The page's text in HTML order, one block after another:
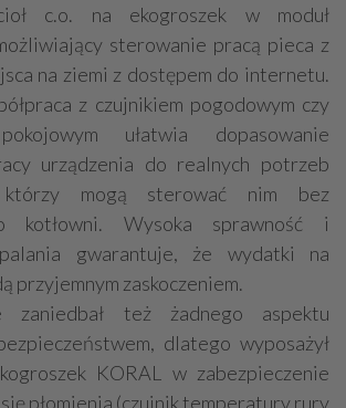
c.o. na ekogroszek w moduł
sterowanie pracą pieca z
na ziemi z dostępem do internetu.
z czujnikiem pogodowym czy
ułatwia dopasowanie
urządzenia do realnych potrzeb
którzy mogą sterować nim bez
kotłowni. Wysoka sprawność i
gwarantuje, że wydatki na
przyjemnym zaskoczeniem.
zaniedbał też żadnego aspektu
dlatego wyposażył
KORAL w zabezpieczenie
płomienia (czujnik temperatury rury